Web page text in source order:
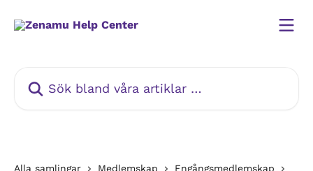
Alla samlingar Medlemskap
Engångsmedlemskap